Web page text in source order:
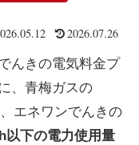
2026.07.26
んきの電気料金プ
、青梅ガスの
エネワンでんきの
以下の電力使用量